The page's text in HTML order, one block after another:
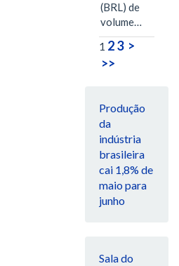
(BRL) de
volume…
1 23 >
>>
Produção
da
indústria
brasileira
cai 1,8% de
maio para
junho
Sala do